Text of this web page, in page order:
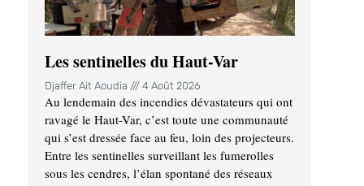
Les sentinelles du Haut-Var
Djaffer Ait Aoudia 4 Août 2026
Au lendemain des incendies dévastateurs qui ont
ravagé le Haut-Var, c’est toute une communauté
qui s’est dressée face au feu, loin des projecteurs.
Entre les sentinelles surveillant les fumerolles
sous les cendres, l’élan spontané des réseaux